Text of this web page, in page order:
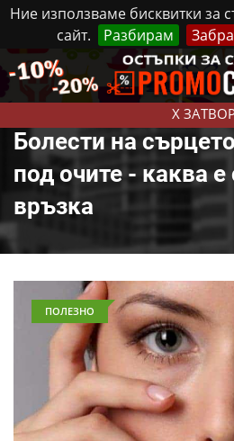
Ние използваме бисквитки за
сайт.
Разбирам
X
Четвъртък, 6 Август, 2026
Болести на
под очите - каква е
връзка
ПОЛЕЗНО